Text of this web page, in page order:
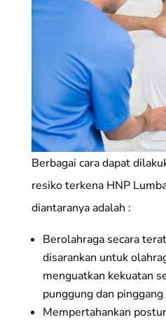
Berbagai cara dapat
resiko terkena HNP
diantaranya adalah :
Berolahraga secara
disarankan untuk
menguatkan kekuatan
punggung dan
Mempertahankan